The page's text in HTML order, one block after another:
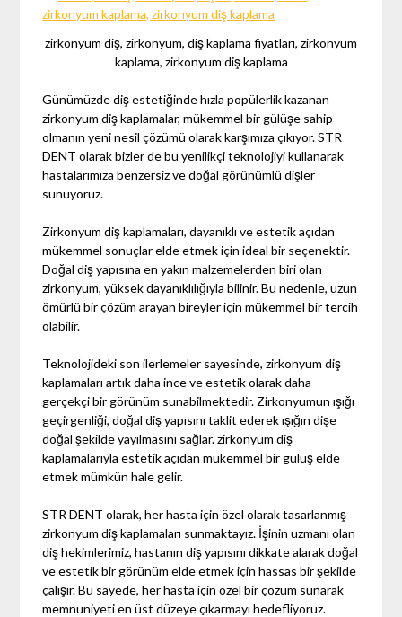
zirkonyum diş, zirkonyum, diş kaplama fiyatları, zirkonyum
kaplama, zirkonyum diş kaplama
Günümüzde diş estetiğinde hızla popülerlik kazanan
zirkonyum diş kaplamalar, mükemmel bir gülüşe sahip
olmanın yeni nesil çözümü olarak karşımıza çıkıyor. STR
DENT olarak bizler de bu yenilikçi teknolojiyi kullanarak
hastalarımıza benzersiz ve doğal görünümlü dişler
sunuyoruz.
Zirkonyum diş kaplamaları, dayanıklı ve estetik açıdan
mükemmel sonuçlar elde etmek için ideal bir seçenektir.
Doğal diş yapısına en yakın malzemelerden biri olan
zirkonyum, yüksek dayanıklılığıyla bilinir. Bu nedenle, uzun
ömürlü bir çözüm arayan bireyler için mükemmel bir tercih
olabilir.
Teknolojideki son ilerlemeler sayesinde, zirkonyum diş
kaplamaları artık daha ince ve estetik olarak daha
gerçekçi bir görünüm sunabilmektedir. Zirkonyumun ışığı
geçirgenliği, doğal diş yapısını taklit ederek ışığın dişe
doğal şekilde yayılmasını sağlar. zirkonyum diş
kaplamalarıyla estetik açıdan mükemmel bir gülüş elde
etmek mümkün hale gelir.
STR DENT olarak, her hasta için özel olarak tasarlanmış
zirkonyum diş kaplamaları sunmaktayız. İşinin uzmanı olan
diş hekimlerimiz, hastanın diş yapısını dikkate alarak doğal
ve estetik bir görünüm elde etmek için hassas bir şekilde
çalışır. Bu sayede, her hasta için özel bir çözüm sunarak
memnuniyeti en üst düzeye çıkarmayı hedefliyoruz.